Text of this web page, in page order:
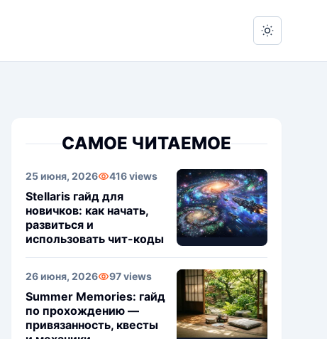
Switch to
САМОЕ ЧИТАЕМОЕ
25 июня, 2026 416 views
Stellaris гайд для
новичков: как начать,
развиться и
использовать чит-коды
26 июня, 2026 97 views
Summer Memories: гайд
по прохождению —
привязанность, квесты